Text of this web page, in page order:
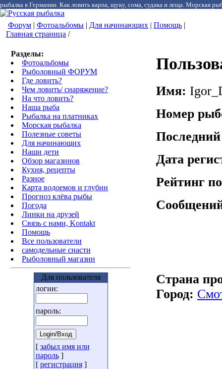
рыбалка в Германии. Как ловить карпа, щуку, сома, судака и леща. Морская
Форум | Фотоальбомы | Для начинающих | Помощь |
Главная страница /
Разделы:
Фотоальбомы
Рыболовный ФОРУМ
Где ловить?
Чем ловить/ снаряжение?
На что ловить?
Наша рыба
Рыбалка на платниках
Морская рыбалка
Полезные советы
Для начинающих
Наши дети
Обзор магазинов
Кухня, рецепты
Разное
Карта водоемов и глубин
Прогноз клёва рыбы
Погода
Линки на друзей
Связь с нами, Kontakt
Помощь
Все пользователи
самодельные снасти
Рыболовный магазин
Для пользователя
логин:
пароль:
[ забыл имя или
пароль]
[ регистрация]
Имя:
Номер
Дата
Рейтинг
Страна
Город: